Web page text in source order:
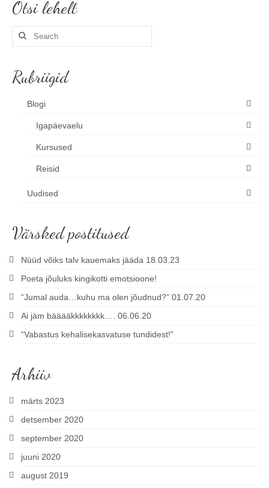
Otsi lehelt
Search
Rubriigid
Blogi
Igapäevaelu
Kursused
Reisid
Uudised
Värsked postitused
Nüüd võiks talv kauemaks jääda 18.03.23
Poeta jõuluks kingikotti emotsioone!
“Jumal auda…kuhu ma olen jõudnud?” 01.07.20
Ai jäm bääääkkkkkkkk…. 06.06.20
“Vabastus kehalisekasvatuse tundidest!”
Arhiiv
märts 2023
detsember 2020
september 2020
juuni 2020
august 2019